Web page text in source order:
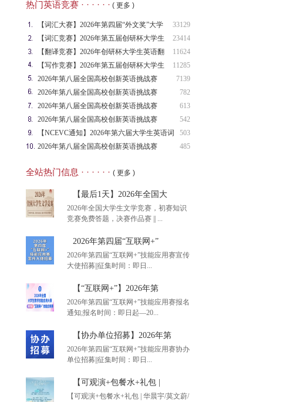
热门英语竞赛 · · · · · · ( 更多 )
33129
【词汇大赛】2026年第四届“外文奖”大学
生
23414
【词汇竞赛】2026年第五届创研杯大学生
英语
11624
【翻译竞赛】2026年创研杯大学生英语翻
译竞
11285
【写作竞赛】2026年第五届创研杯大学生
英语
7139
2026年第八届全国高校创新英语挑战赛
（NCIE
782
2026年第八届全国高校创新英语挑战赛
613
2026年第八届全国高校创新英语挑战赛
（NCIE
542
2026年第八届全国高校创新英语挑战赛
（NCIE
503
【NCEVC通知】2026年第六届大学生英语词
汇
485
2026年第八届全国高校创新英语挑战赛
全站热门信息 · · · · · · ( 更多 )
【最后1天】2026年全国大
2026年全国大学生文学竞赛，初赛知识
竞赛免费答题，决赛作品赛 || ...
【最后1天】2026年全国大
2026年第四届“互联网+”
2026年第四届“互联网+”技能应用赛宣传
大使招募||征集时间：即日...
2026年第四届“互联网+”
【“互联网+”】2026年第
2026年第四届“互联网+”技能应用赛报名
通知;报名时间：即日起—20...
【“互联网+”】2026年第
【协办单位招募】2026年第
2026年第四届“互联网+”技能应用赛协办
单位招募||征集时间：即日...
【可观演+包餐水+礼包 |
【可观演+包餐水+礼包 | 华晨宇/莫文蔚/